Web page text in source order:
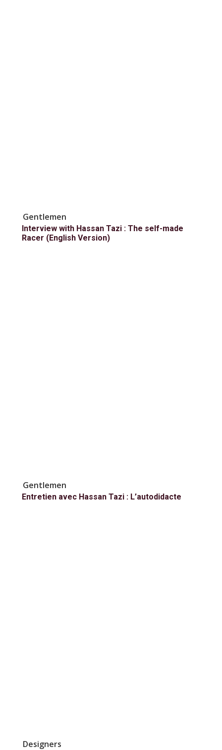
Gentlemen
Interview with Hassan Tazi : The self-made
Racer (English Version)
Gentlemen
Entretien avec Hassan Tazi : L’autodidacte
Designers